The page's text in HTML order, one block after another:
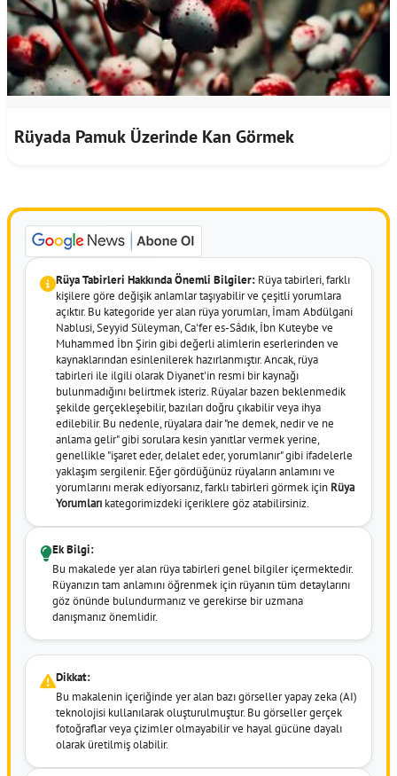
Rüyada Pamuk Üzerinde Kan Görmek
Rüya Tabirleri Hakkında Önemli Bilgiler: Rüya tabirleri, farklı
kişilere göre değişik anlamlar taşıyabilir ve çeşitli yorumlara
açıktır. Bu kategoride yer alan rüya yorumları, İmam Abdülgani
Nablusi, Seyyid Süleyman, Ca'fer es-Sâdık, İbn Kuteybe ve
Muhammed İbn Şirin gibi değerli alimlerin eserlerinden ve
kaynaklarından esinlenilerek hazırlanmıştır. Ancak, rüya
tabirleri ile ilgili olarak Diyanet'in resmi bir kaynağı
bulunmadığını belirtmek isteriz. Rüyalar bazen beklenmedik
şekilde gerçekleşebilir, bazıları doğru çıkabilir veya ihya
edilebilir. Bu nedenle, rüyalara dair "ne demek, nedir ve ne
anlama gelir" gibi sorulara kesin yanıtlar vermek yerine,
genellikle "işaret eder, delalet eder, yorumlanır" gibi ifadelerle
yaklaşım sergilenir. Eğer gördüğünüz rüyaların anlamını ve
yorumlarını merak ediyorsanız, farklı tabirleri görmek için Rüya
Yorumları kategorimizdeki içeriklere göz atabilirsiniz.
Ek Bilgi:
Bu makalede yer alan rüya tabirleri genel bilgiler içermektedir.
Rüyanızın tam anlamını öğrenmek için rüyanın tüm detaylarını
göz önünde bulundurmanız ve gerekirse bir uzmana
danışmanız önemlidir.
Dikkat:
Bu makalenin içeriğinde yer alan bazı görseller yapay zeka (AI)
teknolojisi kullanılarak oluşturulmuştur. Bu görseller gerçek
fotoğraflar veya çizimler olmayabilir ve hayal gücüne dayalı
olarak üretilmiş olabilir.